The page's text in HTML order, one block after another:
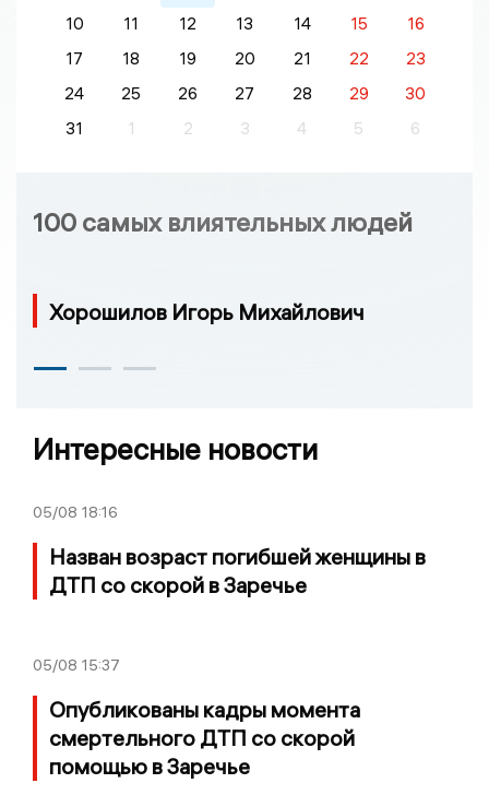
10
11 12 13 14 15
16
17
18 19 20 21 22
23
24
25 26 27 28 29
30
31
1 2 3 4 5 6
100 самых влиятельных людей
Хорошилов Игорь Михайлович
Интересные новости
05/08 18:16
Назван возраст погибшей женщины в
ДТП со скорой в Заречье
05/08 15:37
Опубликованы кадры момента
смертельного ДТП со скорой
помощью в Заречье